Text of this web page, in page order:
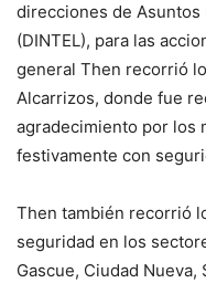
direcciones de
(DINTEL), para las
general Then recorrió
Alcarrizos, donde fue
agradecimiento por los
festivamente con
Then también recorrió
seguridad en los
Gascue, Ciudad